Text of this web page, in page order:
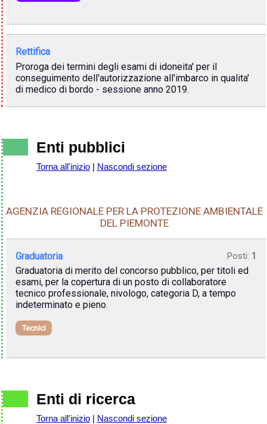
Rettifica
Proroga dei termini degli esami di idoneita' per il
conseguimento dell'autorizzazione all'imbarco in qualita'
di medico di bordo - sessione anno 2019.
Enti pubblici
Torna all'inizio| Nascondi sezione
AGENZIA REGIONALE PER LA PROTEZIONE AMBIENTALE
DEL PIEMONTE
Graduatoria Posti: 1
Graduatoria di merito del concorso pubblico, per titoli ed
esami, per la copertura di un posto di collaboratore
tecnico professionale, nivologo, categoria D, a tempo
indeterminato e pieno.
Tecnici
Enti di ricerca
Torna all'inizio| Nascondi sezione